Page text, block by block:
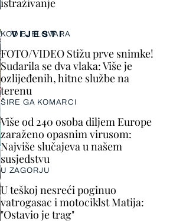
VIJESTI
KOD BJELOVARA
FOTO/VIDEO Stižu prve snimke!
Sudarila se dva vlaka: Više je
ozlijeđenih, hitne službe na
terenu
ŠIRE GA KOMARCI
Više od 240 osoba diljem Europe
zaraženo opasnim virusom:
Najviše slučajeva u našem
susjedstvu
U ZAGORJU
U teškoj nesreći poginuo
vatrogasac i motociklst Matija:
"Ostavio je trag"
istraživanje